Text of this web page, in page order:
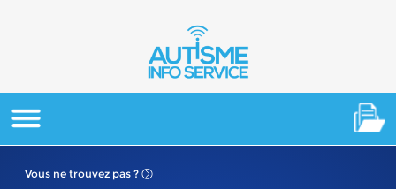
Vous ne trouvez pas ?